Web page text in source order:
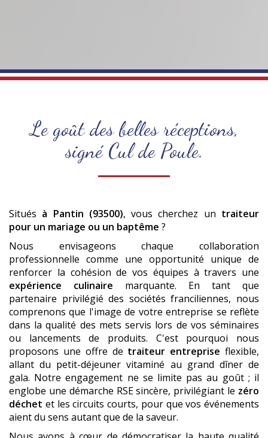
Le goût des belles réceptions,
signé Cul de Poule.
Situés à Pantin (93500), vous cherchez un traiteur
pour un mariage ou un baptême ?
Nous envisageons chaque collaboration
professionnelle comme une opportunité unique de
renforcer la cohésion de vos équipes à travers une
expérience culinaire marquante. En tant que
partenaire privilégié des sociétés franciliennes, nous
comprenons que l'image de votre entreprise se reflète
dans la qualité des mets servis lors de vos séminaires
ou lancements de produits. C'est pourquoi nous
proposons une offre de traiteur entreprise flexible,
allant du petit-déjeuner vitaminé au grand dîner de
gala. Notre engagement ne se limite pas au goût ; il
englobe une démarche RSE sincère, privilégiant le zéro
déchet et les circuits courts, pour que vos événements
aient du sens autant que de la saveur.